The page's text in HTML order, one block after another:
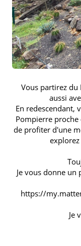
Vous partirez du
aussi
En redescendant,
Pompierre
de profiter d'une
Je vous donne
https://
Je